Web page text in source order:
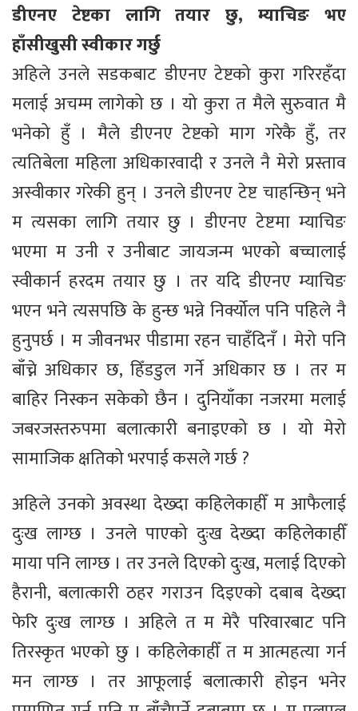
डीएनए टेष्टका लागि तयार छु, म्याचिङ भए
हाँसीखुसी स्वीकार गर्छु
अहिले उनले सडकबाट डीएनए टेष्टको कुरा गरिरहँदा
मलाई अचम्म लागेको छ । यो कुरा त मैले सुरुवात मै
भनेको हुँ । मैले डीएनए टेष्टको माग गरेकै हुँ, तर
त्यतिबेला महिला अधिकारवादी र उनले नै मेरो प्रस्ताव
अस्वीकार गरेकी हुन् । उनले डीएनए टेष्ट चाहन्छिन् भने
म त्यसका लागि तयार छु । डीएनए टेष्टमा म्याचिङ
भएमा म उनी र उनीबाट जायजन्म भएको बच्चालाई
स्वीकार्न हरदम तयार छु । तर यदि डीएनए म्याचिङ
भएन भने त्यसपछि के हुन्छ भन्ने निर्क्योल पनि पहिले नै
हुनुपर्छ । म जीवनभर पीडामा रहन चाहँदिनँ । मेरो पनि
बाँच्ने अधिकार छ, हिँडडुल गर्ने अधिकार छ । तर म
बाहिर निस्कन सकेको छैन । दुनियाँका नजरमा मलाई
जबरजस्तरुपमा बलात्कारी बनाइएको छ । यो मेरो
सामाजिक क्षतिको भरपाई कसले गर्छ ?
अहिले उनको अवस्था देख्दा कहिलेकाहीँ म आफैलाई
दुःख लाग्छ । उनले पाएको दुःख देख्दा कहिलेकाहीँ
माया पनि लाग्छ । तर उनले दिएको दुःख, मलाई दिएको
हैरानी, बलात्कारी ठहर गराउन दिइएको दबाब देख्दा
फेरि दुःख लाग्छ । अहिले त म मेरै परिवारबाट पनि
तिरस्कृत भएको छु । कहिलेकाहीँ त म आत्महत्या गर्न
मन लाग्छ । तर आफूलाई बलात्कारी होइन भनेर